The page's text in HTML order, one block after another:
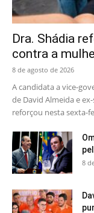
Dra. Shádia
contra a
8 de agosto de 2026
A candidata a vice-
de David Almeida e
reforçou nesta sexta-
8